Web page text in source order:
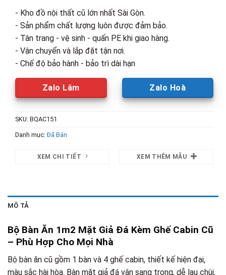
- Kho đồ nội thất cũ lớn nhất Sài Gòn.
- Sản phẩm chất lượng luôn được đảm bảo.
- Tân trang - vệ sinh - quấn PE khi giao hàng.
- Vận chuyển và lắp đặt tận nơi.
- Chế độ bảo hành - bảo trì dài hạn
Zalo Lâm Zalo Hoà
SKU: BQAC151
Danh mục:Đã Bán
XEM CHI TIẾT XEM THÊM MẪU
MÔ TẢ
Bộ Bàn Ăn 1m2 Mặt Giả Đá Kèm Ghế Cabin Cũ
– Phù Hợp Cho Mọi Nhà
Bộ bàn ăn cũ gồm 1 bàn và 4 ghế cabin, thiết kế hiện đại,
màu sắc hài hòa. Bàn mặt giả đá vân sang trọng, dễ lau chùi,